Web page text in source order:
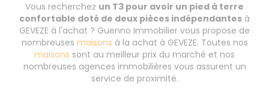
Vous recherchez un T3 pour avoir un pied à terre
confortable doté de deux pièces indépendantes à
GEVEZE à l'achat ? Guenno Immobilier vous propose de
nombreuses maisons à la achat à GEVEZE. Toutes nos
maisons sont au meilleur prix du marché et nos
nombreuses agences immobilières vous assurent un
service de proximité.